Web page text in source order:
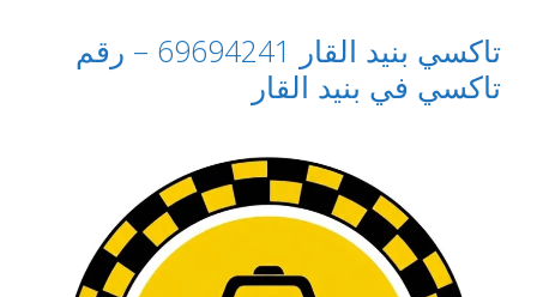
تاكسي بنيد القار 69694241 – رقم
تاكسي في بنيد القار